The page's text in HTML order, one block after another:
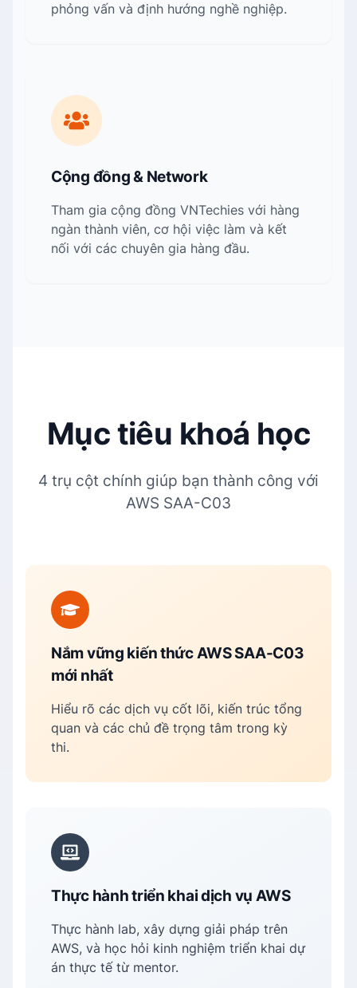
phỏng vấn và định hướng nghề nghiệp.
Cộng đồng & Network
Tham gia cộng đồng VNTechies với hàng
ngàn thành viên, cơ hội việc làm và kết
nối với các chuyên gia hàng đầu.
Mục tiêu khoá học
4 trụ cột chính giúp bạn thành công với
AWS SAA-C03
Nắm vững kiến thức AWS SAA-C03
mới nhất
Hiểu rõ các dịch vụ cốt lõi, kiến trúc tổng
quan và các chủ đề trọng tâm trong kỳ
thi.
Thực hành triển khai dịch vụ AWS
Thực hành lab, xây dựng giải pháp trên
AWS, và học hỏi kinh nghiệm triển khai dự
án thực tế từ mentor.